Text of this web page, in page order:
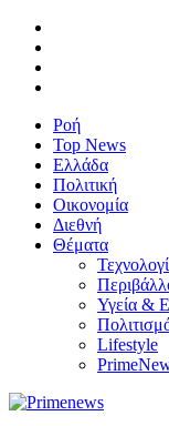
Ροή
Top News
Ελλάδα
Πολιτική
Οικονομία
Διεθνή
Θέματα
Υγεία &
Lifestyle